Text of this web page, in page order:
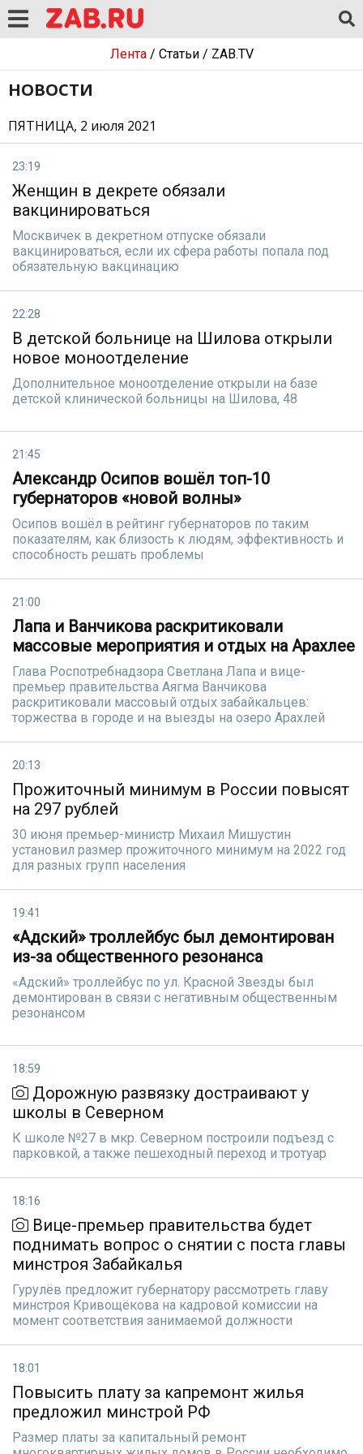
Лента/ Статьи/ ZAB.TV
НОВОСТИ
ПЯТНИЦА, 2 июля 2021
23:19
Женщин в декрете обязали
вакцинироваться
Москвичек в декретном отпуске обязали
вакцинироваться, если их сфера работы попала под
обязательную вакцинацию
22:28
В детской больнице на Шилова открыли
новое моноотделение
Дополнительное моноотделение открыли на базе
детской клинической больницы на Шилова, 48
21:45
Александр Осипов вошёл топ-10
губернаторов «новой волны»
Осипов вошёл в рейтинг губернаторов по таким
показателям, как близость к людям, эффективность и
способность решать проблемы
21:00
Лапа и Ванчикова раскритиковали
массовые мероприятия и отдых на Арахлее
Глава Роспотребнадзора Светлана Лапа и вице-
премьер правительства Аягма Ванчикова
раскритиковали массовый отдых забайкальцев:
торжества в городе и на выезды на озеро Арахлей
20:13
Прожиточный минимум в России повысят
на 297 рублей
30 июня премьер-министр Михаил Мишустин
установил размер прожиточного минимум на 2022 год
для разных групп населения
19:41
«Адский» троллейбус был демонтирован
из-за общественного резонанса
«Адский» троллейбус по ул. Красной Звезды был
демонтирован в связи с негативным общественным
резонансом
18:59
Дорожную развязку достраивают у
школы в Северном
К школе №27 в мкр. Северном построили подъезд с
парковкой, а также пешеходный переход и тротуар
18:16
Вице-премьер правительства будет
поднимать вопрос о снятии с поста главы
минстроя Забайкалья
Гурулёв предложит губернатору рассмотреть главу
минстроя Кривощёкова на кадровой комиссии на
момент соответствия занимаемой должности
18:01
Повысить плату за капремонт жилья
предложил минстрой РФ
Размер платы за капитальный ремонт